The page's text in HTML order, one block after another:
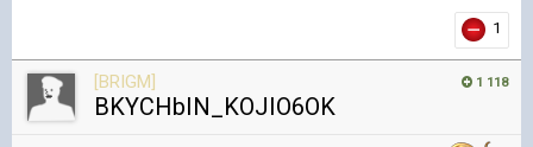
1
1 118
[BRIGM]
BKYCHbIN_KOJIO6OK